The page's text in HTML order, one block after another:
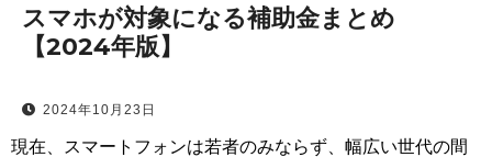
スマホが対象になる補助金まとめ
【2024年版】
2024年10月23日
現在、スマートフォンは若者のみならず、幅広い世代の間